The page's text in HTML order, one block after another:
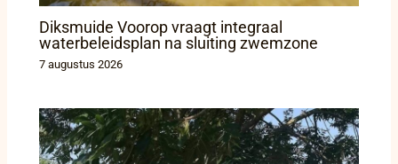
Diksmuide Voorop vraagt integraal
waterbeleidsplan na sluiting zwemzone
7 augustus 2026